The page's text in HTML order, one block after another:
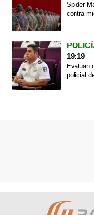
Spider-
contra
19:19
Evalúan
policial